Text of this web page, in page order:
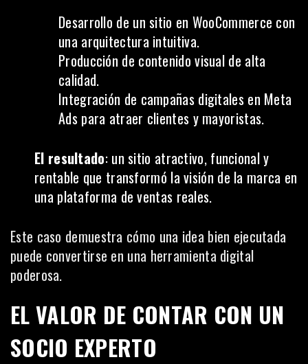
Desarrollo de un sitio en WooCommerce con
una arquitectura intuitiva.
Producción de contenido visual de alta
calidad.
Integración de campañas digitales en Meta
Ads para atraer clientes y mayoristas.
El resultado: un sitio atractivo, funcional y
rentable que transformó la visión de la marca en
una plataforma de ventas reales.
Este caso demuestra cómo una idea bien ejecutada
puede convertirse en una herramienta digital
poderosa.
EL VALOR DE CONTAR CON UN
SOCIO EXPERTO